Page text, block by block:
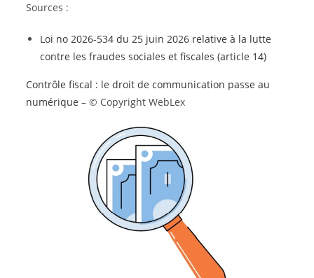
Sources :
Loi no 2026-534 du 25 juin 2026 relative à la lutte
contre les fraudes sociales et fiscales (article 14)
Contrôle fiscal : le droit de communication passe au
numérique – © Copyright WebLex